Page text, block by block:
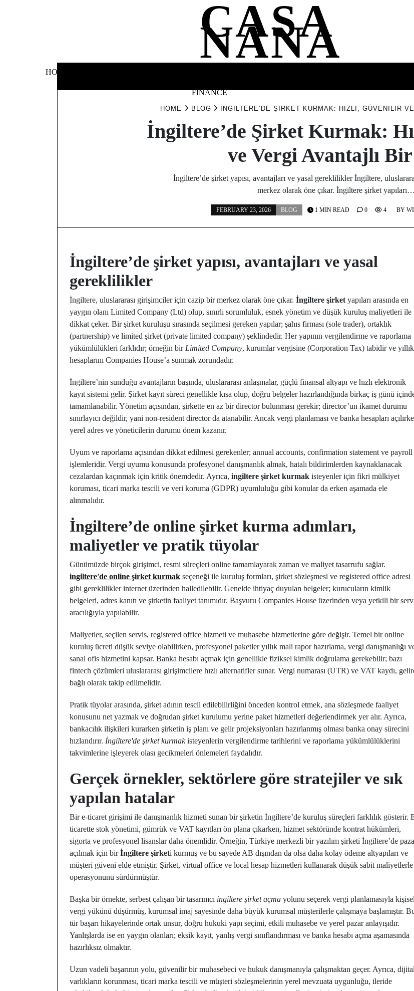
CASA
NANA
HOME
FINANCE
HOME BLOG İNGILTERE’DE ŞIRKET KURMAK: HIZLI, GÜVENILIR
İngiltere’de Şirket Kurmak:
ve Vergi Avantajlı
İngiltere’de şirket yapısı, avantajları ve yasal gereklilikler İngiltere,
merkez olarak öne çıkar. İngiltere şirket yapıları…
FEBRUARY 23, 2026 BLOG BY
1 MIN READ 0 4
İngiltere’de şirket yapısı, avantajları ve yasal
gereklilikler
İngiltere, uluslararası girişimciler için cazip bir merkez olarak öne çıkar. İngiltere şirket yapıları arasında en
yaygın olanı Limited Company (Ltd) olup, sınırlı sorumluluk, esnek yönetim ve düşük kuruluş maliyetleri ile
dikkat çeker. Bir şirket kuruluşu sırasında seçilmesi gereken yapılar; şahıs firması (sole trader), ortaklık
(partnership) ve limited şirket (private limited company) şeklindedir. Her yapının vergilendirme ve raporlama
yükümlülükleri farklıdır; örneğin bir Limited Company, kurumlar vergisine (Corporation Tax) tabidir ve yıllık
hesaplarını Companies House’a sunmak zorundadır.
İngiltere’nin sunduğu avantajların başında, uluslararası anlaşmalar, güçlü finansal altyapı ve hızlı elektronik
kayıt sistemi gelir. Şirket kayıt süreci genellikle kısa olup, doğru belgeler hazırlandığında birkaç iş günü
tamamlanabilir. Yönetim açısından, şirkette en az bir director bulunması gerekir; director’un ikamet durumu
sınırlayıcı değildir, yani non-resident director da atanabilir. Ancak vergi planlaması ve banka hesapları
yerel adres ve yöneticilerin durumu önem kazanır.
Uyum ve raporlama açısından dikkat edilmesi gerekenler; annual accounts, confirmation statement ve payroll
işlemleridir. Vergi uyumu konusunda profesyonel danışmanlık almak, hatalı bildirimlerden kaynaklanacak
cezalardan kaçınmak için kritik önemdedir. Ayrıca, ingiltere şirket kurmak isteyenler için fikri mülkiyet
koruması, ticari marka tescili ve veri koruma (GDPR) uyumluluğu gibi konular da erken aşamada ele
alınmalıdır.
İngiltere’de online şirket kurma adımları,
maliyetler ve pratik tüyolar
Günümüzde birçok girişimci, resmi süreçleri online tamamlayarak zaman ve maliyet tasarrufu sağlar.
ingiltere'de online şirket kurmak seçeneği ile kuruluş formları, şirket sözleşmesi ve registered office adresi
gibi gereklilikler internet üzerinden halledilebilir. Genelde ihtiyaç duyulan belgeler; kurucuların kimlik
belgeleri, adres kanıtı ve şirketin faaliyet tanımıdır. Başvuru Companies House üzerinden veya yetkili bir
aracılığıyla yapılabilir.
Maliyetler, seçilen servis, registered office hizmeti ve muhasebe hizmetlerine göre değişir. Temel bir online
kuruluş ücreti düşük seviye olabilirken, profesyonel paketler yıllık mali rapor hazırlama, vergi danışmanlığı
sanal ofis hizmetini kapsar. Banka hesabı açmak için genellikle fiziksel kimlik doğrulama gerekebilir; bazı
fintech çözümleri uluslararası girişimcilere hızlı alternatifler sunar. Vergi numarası (UTR) ve VAT kaydı,
bağlı olarak takip edilmelidir.
Pratik tüyolar arasında, şirket adının tescil edilebilirliğini önceden kontrol etmek, ana sözleşmede faaliyet
konusunu net yazmak ve doğrudan şirket kurulumu yerine paket hizmetleri değerlendirmek yer alır. Ayrıca,
bankacılık ilişkileri kurarken şirketin iş planı ve gelir projeksiyonları hazırlanmış olması banka onay sürecini
hızlandırır. İngiltere'de şirket kurmakisteyenlerin vergilendirme tarihlerini ve raporlama yükümlülüklerini
takvimlerine işleyerek olası gecikmeleri önlemeleri faydalıdır.
Gerçek örnekler, sektörlere göre stratejiler ve sık
yapılan hatalar
Bir e-ticaret girişimi ile danışmanlık hizmeti sunan bir şirketin İngiltere’de kuruluş süreçleri farklılık gösterir.
ticarette stok yönetimi, gümrük ve VAT kayıtları ön plana çıkarken, hizmet sektöründe kontrat hükümleri,
sigorta ve profesyonel lisanslar daha önemlidir. Örneğin, Türkiye merkezli bir yazılım şirketi İngiltere’de
açılmak için birİngiltere şirketi kurmuş ve bu sayede AB dışından da olsa daha kolay ödeme altyapıları ve
müşteri güveni elde etmiştir. Şirket, virtual office ve local hesap hizmetleri kullanarak düşük sabit maliyetlerle
operasyonunu sürdürmüştür.
Başka bir örnekte, serbest çalışan bir tasarımcı ingiltere şirket açma yolunu seçerek vergi planlamasıyla kişisel
vergi yükünü düşürmüş, kurumsal imaj sayesinde daha büyük kurumsal müşterilerle çalışmaya başlamıştır.
tür başarı hikayelerinde ortak unsur, doğru hukuki yapı seçimi, etkili muhasebe ve yerel pazar anlayışıdır.
Yanlışlarda ise en yaygın olanları; eksik kayıt, yanlış vergi sınıflandırması ve banka hesabı açma aşamasında
hazırlıksız olmaktır.
Uzun vadeli başarının yolu, güvenilir bir muhasebeci ve hukuk danışmanıyla çalışmaktan geçer. Ayrıca, dijital
varlıkların korunması, ticari marka tescili ve müşteri sözleşmelerinin yerel mevzuata uygunluğu, ileride